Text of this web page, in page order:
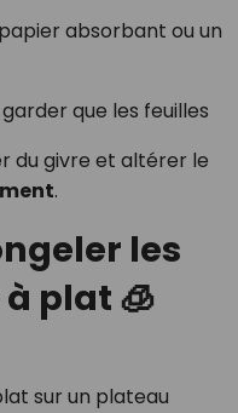
absorbant ou un
que les feuilles
du givre et altérer le
.
les
plat 🧊
sur un plateau